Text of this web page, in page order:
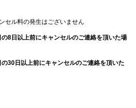
セル料の発生はございません
の8日以上前にキャンセルのご連絡を頂いた場
30日以上前にキャンセルのご連絡を頂いた